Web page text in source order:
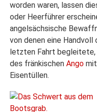
worden waren, lassen
oder Heerführer
angelsächsische
von denen eine
letzten Fahrt begleitete,
des fränkischen Ango
Eisentüllen.